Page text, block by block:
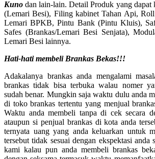
Kuno dan lain-lain. Detail Produk yang dapat
(Lemari Besi), Filing kabinet Tahan Api,
Lemari BPKB, Pintu Bank (Pintu Kluis),
Safes (Brankas/Lemari Besi Senjata),
Lemari Besi lainnya.
Hati-hati membeli Brankas Bekas!!!
Adakalanya brankas anda mengalami
brankas tidak bisa terbuka walau nomer
sudah benar. Mungkin saja waktu dulu anda
di toko brankas tertentu yang menjual
Waktu anda membeli tanpa di cek secara
ataupun si penjual brankas di kota anda
ternyata uang yang anda keluarkan untuk
tersebut tidak sesuai dengan ekspektasi anda
kami kalau pun anda membeli brankas